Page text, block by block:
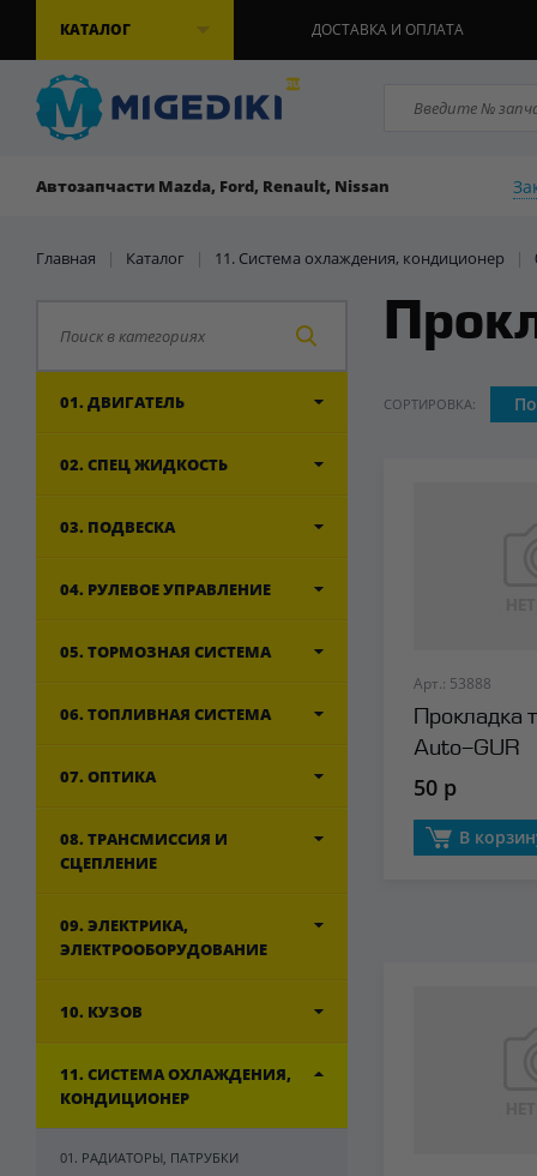
КАТАЛОГ ДОСТАВКА И ОПЛАТА
Автозапчасти Mazda, Ford, Renault, Nissan
Главная | Каталог | 11. Система охлаждения, кондиционер |
01. ДВИГАТЕЛЬ
02. СПЕЦ ЖИДКОСТЬ
03. ПОДВЕСКА
04. РУЛЕВОЕ УПРАВЛЕНИЕ
05. ТОРМОЗНАЯ СИСТЕМА
06. ТОПЛИВНАЯ СИСТЕМА
07. ОПТИКА
08. ТРАНСМИССИЯ И
СЦЕПЛЕНИЕ
09. ЭЛЕКТРИКА,
ЭЛЕКТРООБОРУДОВАНИЕ
10. КУЗОВ
11. СИСТЕМА ОХЛАЖДЕНИЯ,
КОНДИЦИОНЕР
01. РАДИАТОРЫ, ПАТРУБКИ
СОРТИРОВКА:
Арт.: 53888
Прокладка
Auto-GUR
50 р
В